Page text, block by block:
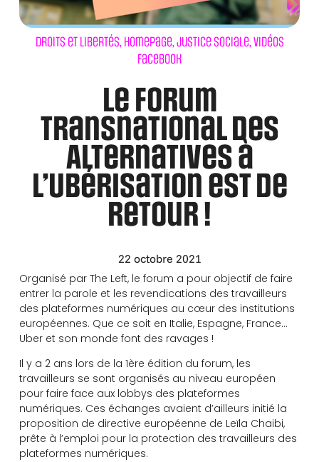
Droits et libertés,Homepage,Justice sociale,Vidéos
Facebook
Le Forum
Transnational des
Alternatives à
l’Ubérisation est de
retour !
22 octobre 2021
Organisé par The Left, le forum a pour objectif de faire
entrer la parole et les revendications des travailleurs
des plateformes numériques au cœur des institutions
européennes. Que ce soit en Italie, Espagne, France…
Uber et son monde font des ravages !
Il y a 2 ans lors de la 1ère édition du forum, les
travailleurs se sont organisés au niveau européen
pour faire face aux lobbys des plateformes
numériques. Ces échanges avaient d’ailleurs initié la
proposition de directive européenne de Leïla Chaibi,
prête à l’emploi pour la protection des travailleurs des
plateformes numériques.